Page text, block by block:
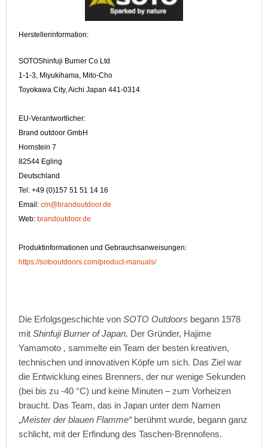
Herstellerinformation:
SOTOShinfuji Burner Co Ltd
1-1-3, Miyukihama, Mito-Cho
Toyokawa City, Aichi Japan 441-0314
EU-Verantwortlicher:
Brand outdoor GmbH
Hornstein 7
82544 Egling
Deutschland
Tel: +49 (0)157 51 51 14 16
Email: cm@brandoutdoor.de
Web: brandoutdoor.de
Produktinformationen und Gebrauchsanweisungen:
https://sotooutdoors.com/product-manuals/
Die Erfolgsgeschichte von SOTO Outdoors begann 1978
mit Shinfuji Burner of Japan. Der Gründer, Hajime
Yamamoto , sammelte ein Team der besten kreativen,
technischen und innovativen Köpfe um sich. Das Ziel war
die Entwicklung eines Brenners, der nur wenige Sekunden
(bei bis zu -40 °C) und keine Minuten – zum Vorheizen
braucht. Das Team, das in Japan unter dem Namen
„Meister der blauen Flamme“ berühmt wurde, begann ganz
schlicht, mit der Erfindung des Taschen-Brennofens.